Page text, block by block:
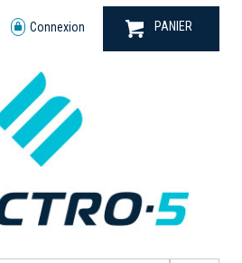
Connexion PANIER